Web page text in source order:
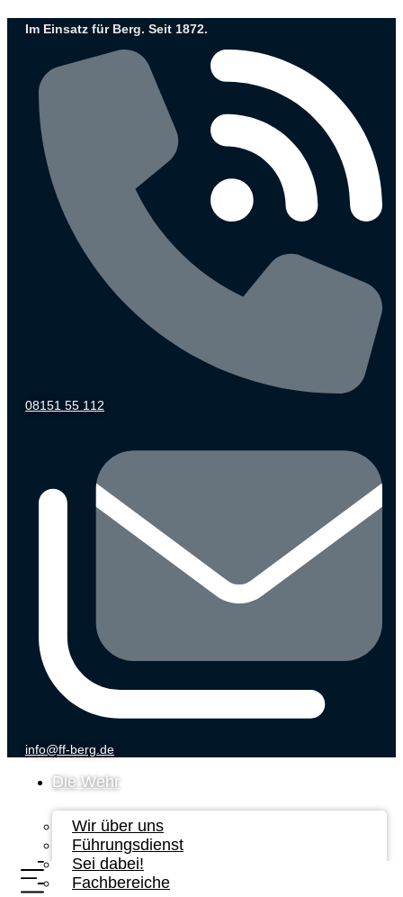
InhaltIm Einsatz für Berg. Seit 1872.
08151 55 112
info@ff-berg.de
Die Wehr
Wir über uns
Führungsdienst
Sei dabei!
Fachbereiche